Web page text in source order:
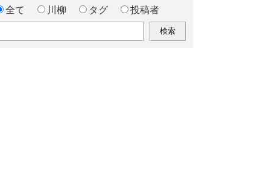
全て 川柳 タグ 投稿者